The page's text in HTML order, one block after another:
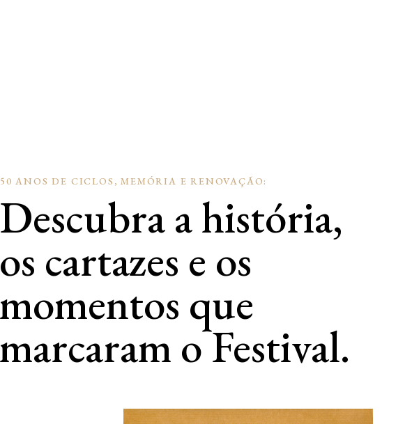
50 ANOS DE CICLOS, MEMÓRIA E RENOVAÇÃO:
Descubra a história,
os cartazes e os
momentos que
marcaram o Festival.